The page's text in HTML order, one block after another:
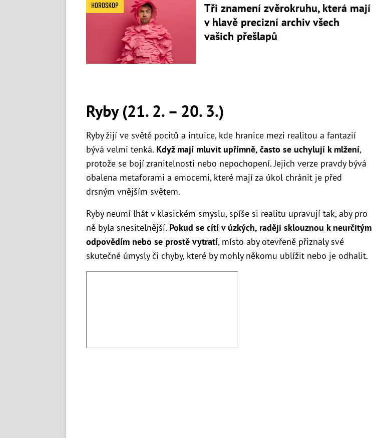
HOROSKOP
Tři znamení zvěrokruhu, která mají
v hlavě precizní archiv všech
vašich přešlapů
Ryby (21. 2. – 20. 3.)
Ryby žijí ve světě pocitů a intuice, kde hranice mezi realitou a fantazií
bývá velmi tenká. Když mají mluvit upřímně, často se uchylují k mlžení,
protože se bojí zranitelnosti nebo nepochopení. Jejich verze pravdy bývá
obalena metaforami a emocemi, které mají za úkol chránit je před
drsným vnějším světem.
Ryby neumí lhát v klasickém smyslu, spíše si realitu upravují tak, aby pro
ně byla snesitelnější. Pokud se cítí v úzkých, raději sklouznou k neurčitým
odpovědím nebo se prostě vytratí, místo aby otevřeně přiznaly své
skutečné úmysly či chyby, které by mohly někomu ublížit nebo je odhalit.